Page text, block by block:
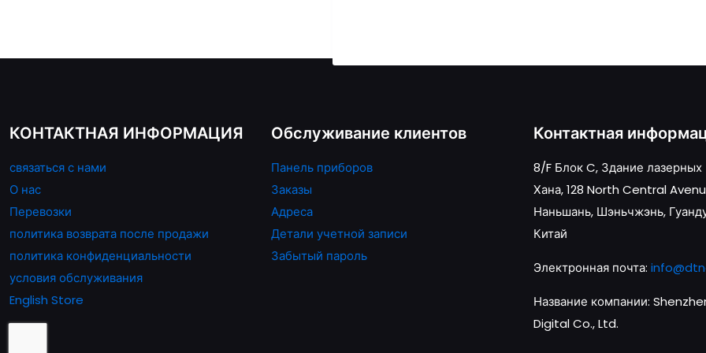
Опции
странице
КОНТАКТНАЯ ИНФОРМАЦИЯ
связаться с нами
О нас
Перевозки
политика возврата после продажи
политика конфиденциальности
условия обслуживания
English Store
Обслуживание клиентов
Панель приборов
Заказы
Адреса
Детали учетной записи
Забытый пароль
Контактная
8/F Блок C, Здание
Хана, 128 North Central
Наньшань, Шэньчжэнь,
Китай
Электронная почта:
Название компании:
Digital Co., Ltd.